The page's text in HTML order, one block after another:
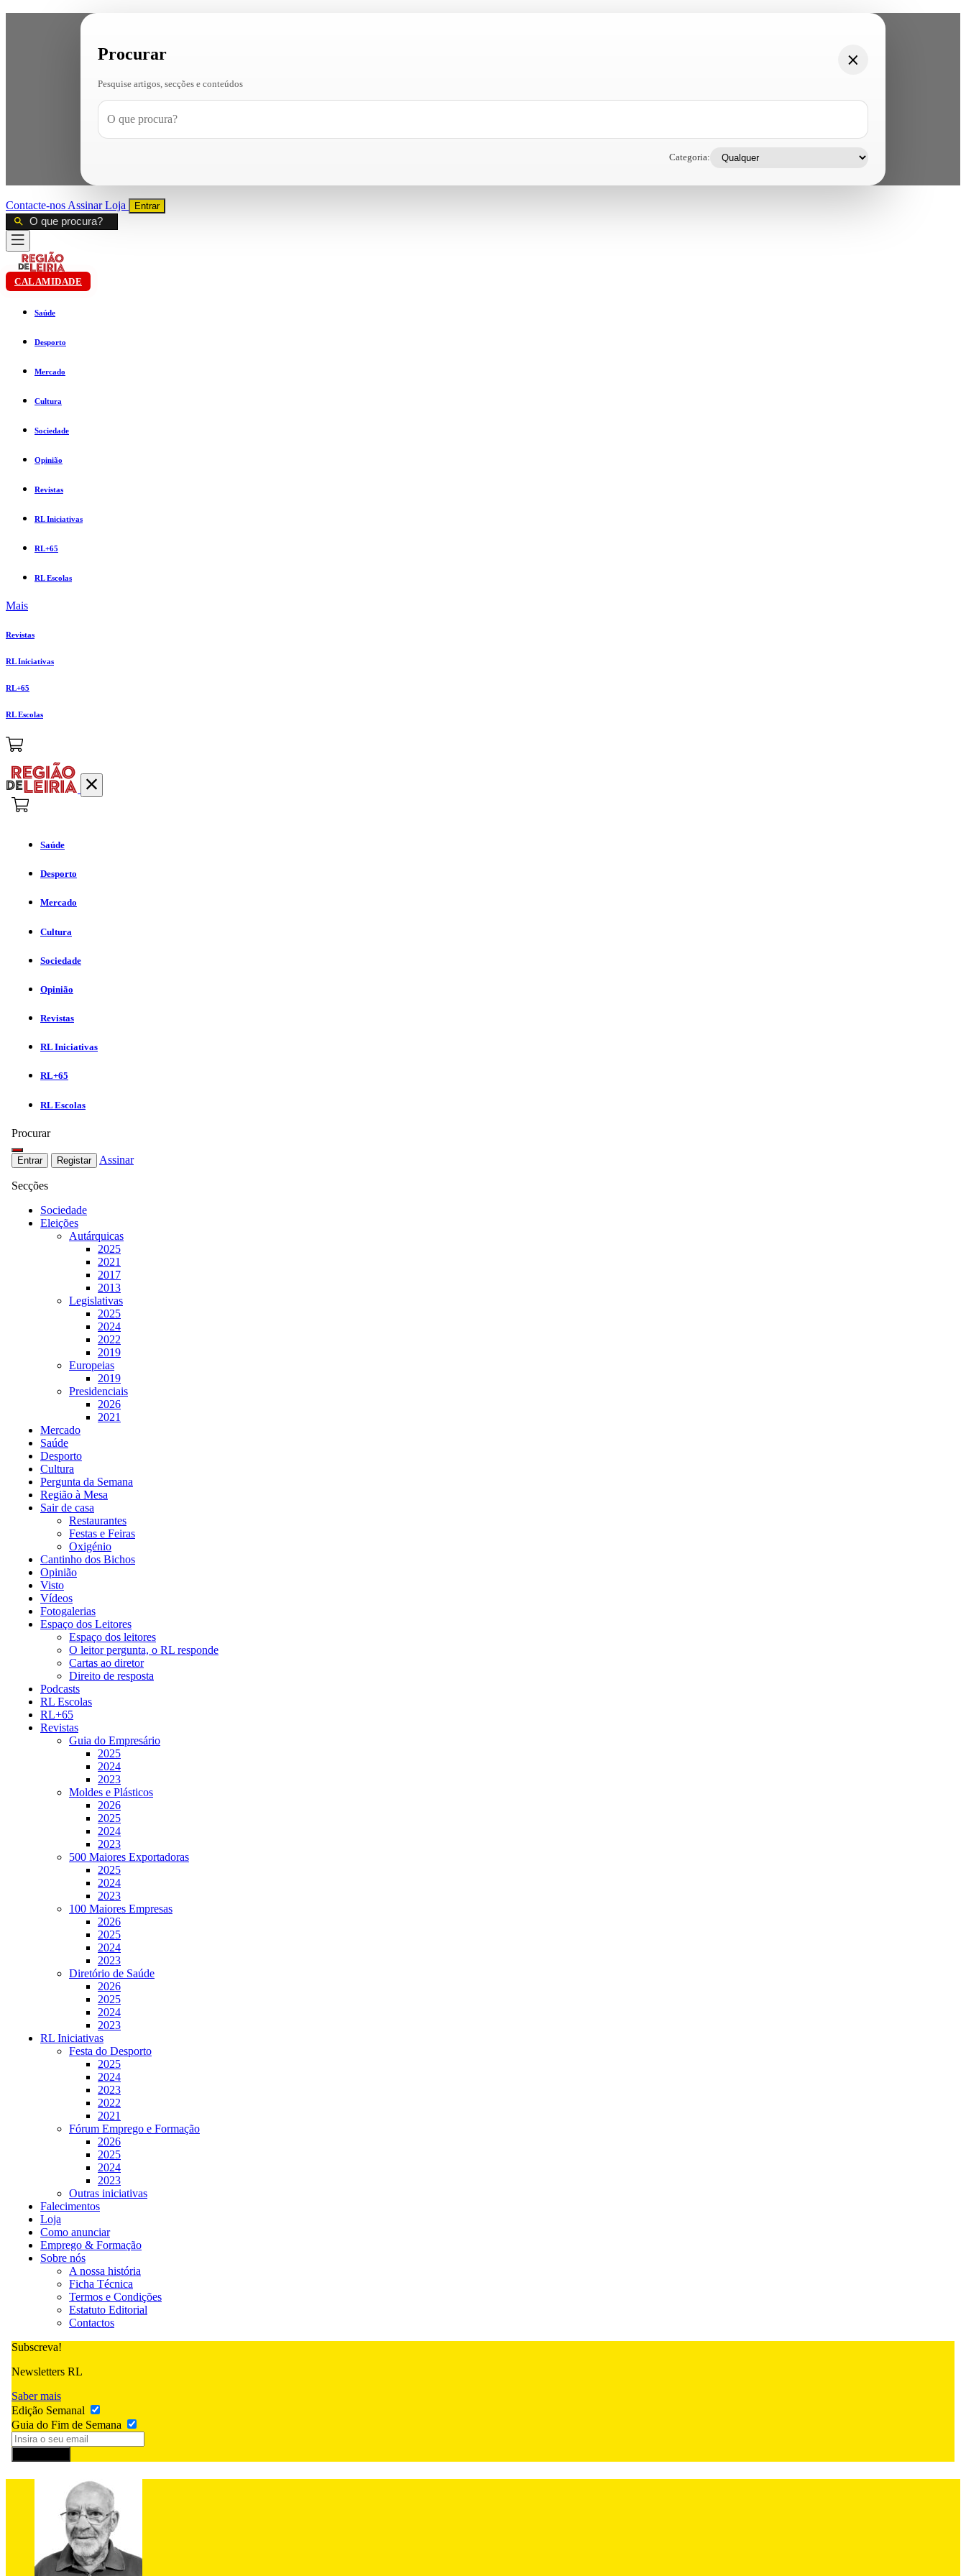
Procurar
Pesquise artigos, secções e conteúdos
Categoria:
Contacte-nos AssinarLoja Entrar
CALAMIDADE
Saúde
Desporto
Mercado
Cultura
Sociedade
Opinião
Revistas
RL Iniciativas
RL+65
RL Escolas
Mais
Revistas
RL Iniciativas
RL+65
RL Escolas
Saúde
Desporto
Mercado
Cultura
Sociedade
Opinião
Revistas
RL Iniciativas
RL+65
RL Escolas
Procurar
Entrar Registar Assinar
Secções
Sociedade
Eleições
Autárquicas
2025
2021
2017
2013
Legislativas
2025
2024
2022
2019
Europeias
2019
Presidenciais
2026
2021
Mercado
Saúde
Desporto
Cultura
Pergunta da Semana
Região à Mesa
Sair de casa
Restaurantes
Festas e Feiras
Oxigénio
Cantinho dos Bichos
Opinião
Visto
Vídeos
Fotogalerias
Espaço dos Leitores
Espaço dos leitores
O leitor pergunta, o RL responde
Cartas ao diretor
Direito de resposta
Podcasts
RL Escolas
RL+65
Revistas
Guia do Empresário
2025
2024
2023
Moldes e Plásticos
2026
2025
2024
2023
500 Maiores Exportadoras
2025
2024
2023
100 Maiores Empresas
2026
2025
2024
2023
Diretório de Saúde
2026
2025
2024
2023
RL Iniciativas
Festa do Desporto
2025
2024
2023
2022
2021
Fórum Emprego e Formação
2026
2025
2024
2023
Outras iniciativas
Falecimentos
Loja
Como anunciar
Emprego & Formação
Sobre nós
A nossa história
Ficha Técnica
Termos e Condições
Estatuto Editorial
Contactos
Subscreva!
Newsletters RL
Saber mais
Edição Semanal
Guia do Fim de Semana